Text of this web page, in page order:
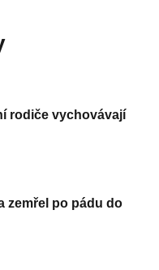
rodiče vychovávají
zemřel po pádu do